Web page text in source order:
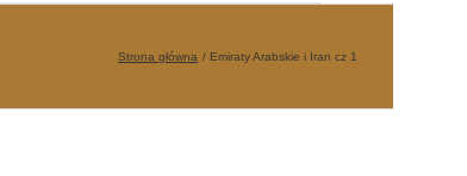
Strona główna Emiraty Arabskie i Iran cz 1